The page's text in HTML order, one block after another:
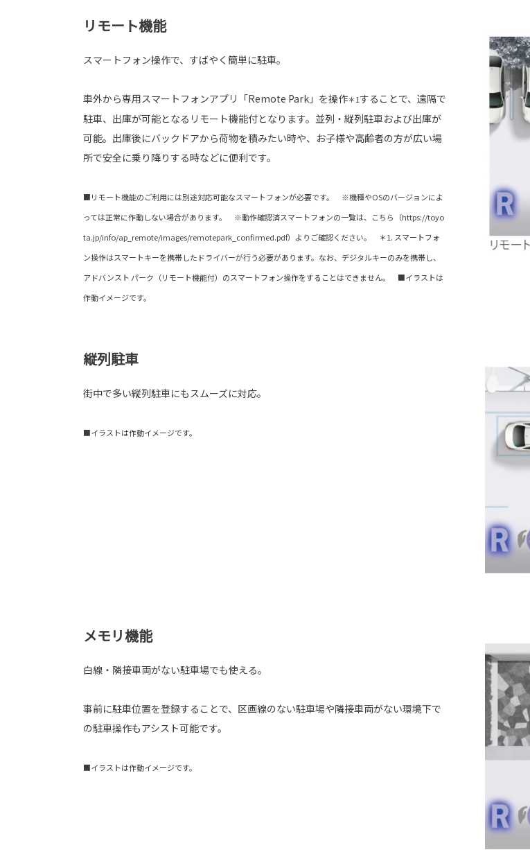
リモート機能
スマートフォン操作で、すばやく簡単に駐車。
車外から専用スマートフォンアプリ「Remote Park」を操作＊1することで、遠隔で
駐車、出庫が可能となるリモート機能付となります。並列・縦列駐車および出庫が
可能。出庫後にバックドアから荷物を積みたい時や、お子様や高齢者の方が広い場
所で安全に乗り降りする時などに便利です。
■リモート機能のご利用には別途対応可能なスマートフォンが必要です。 ※機種やOSのバージョンによ
っては正常に作動しない場合があります。 ※動作確認済スマートフォンの一覧は、こちら（https://toyo
ta.jp/info/ap_remote/images/remotepark_confirmed.pdf）よりご確認ください。 ＊1. スマートフォ
ン操作はスマートキーを携帯したドライバーが行う必要があります。なお、デジタルキーのみを携帯し、
アドバンスト パーク（リモート機能付）のスマートフォン操作をすることはできません。 ■イラストは
作動イメージです。
縦列駐車
街中で多い縦列駐車にもスムーズに対応。
■イラストは作動イメージです。
メモリ機能
白線・隣接車両がない駐車場でも使える。
事前に駐車位置を登録することで、区画線のない駐車場や隣接車両がない環境下で
の駐車操作もアシスト可能です。
■イラストは作動イメージです。